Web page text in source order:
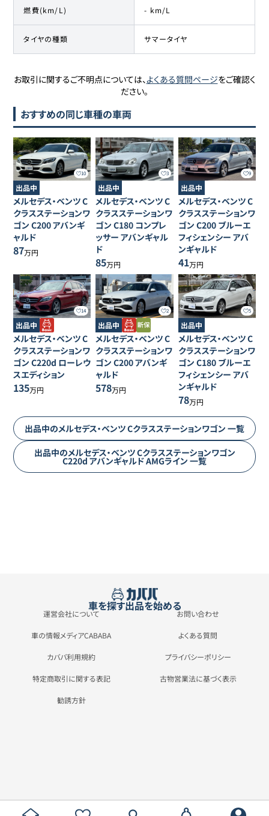
燃費(km/L) - km/L
タイヤの種類 サマータイヤ
お取引に関するご不明点については、よくある質問ページをご確認く
ださい。
おすすめの同じ車種の車両
10
出品中
メルセデス・ベンツC
クラスステーションワ
ゴン C200 アバンギ
ャルド
87万円
3
出品中
メルセデス・ベンツC
クラスステーションワ
ゴン C180 コンプレ
ッサー アバンギャル
ド
85万円
9
出品中
メルセデス・ベンツC
クラスステーションワ
ゴン C200 ブルーエ
フィシェンシー アバ
ンギャルド
41万円
14
出品中
メルセデス・ベンツC
クラスステーションワ
ゴン C220d ローレウ
スエディション
135万円
2
出品中
メルセデス・ベンツC
クラスステーションワ
ゴン C200 アバンギ
ャルド
578万円
5
出品中
メルセデス・ベンツC
クラスステーションワ
ゴン C180 ブルーエ
フィシェンシー アバ
ンギャルド
78万円
出品中のメルセデス・ベンツCクラスステーションワゴン 一覧
出品中のメルセデス・ベンツCクラスステーションワゴン
C220d アバンギャルド AMGライン 一覧
車を探す出品を始める
運営会社について お問い合わせ
車の情報メディアCABABA よくある質問
カババ利用規約 プライバシーポリシー
特定商取引に関する表記 古物営業法に基づく表示
勧誘方針